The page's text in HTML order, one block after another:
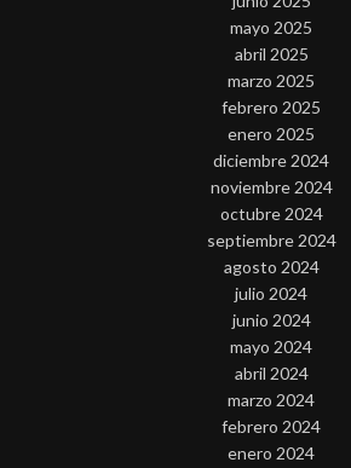
mayo 2025
abril 2025
marzo 2025
febrero 2025
enero 2025
diciembre 2024
noviembre 2024
octubre 2024
septiembre 2024
agosto 2024
julio 2024
junio 2024
mayo 2024
abril 2024
marzo 2024
febrero 2024
enero 2024